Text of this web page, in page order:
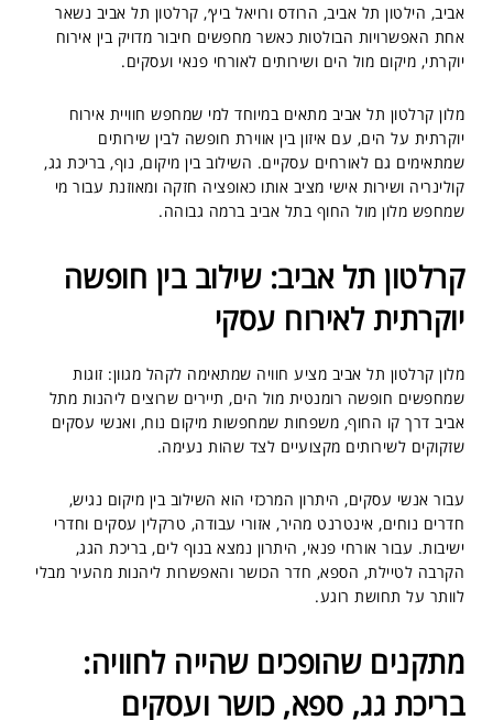
אביב, הילטון תל אביב, הרודס ורויאל ביץ׳, קרלטון תל אביב נשאר
אחת האפשרויות הבולטות כאשר מחפשים חיבור מדויק בין אירוח
יוקרתי, מיקום מול הים ושירותים לאורחי פנאי ועסקים.
מלון קרלטון תל אביב מתאים במיוחד למי שמחפש חוויית אירוח
יוקרתית על הים, עם איזון בין אווירת חופשה לבין שירותים
שמתאימים גם לאורחים עסקיים. השילוב בין מיקום, נוף, בריכת גג,
קולינריה ושירות אישי מציב אותו כאופציה חזקה ומאוזנת עבור מי
שמחפש מלון מול החוף בתל אביב ברמה גבוהה.
קרלטון תל אביב: שילוב בין חופשה
יוקרתית לאירוח עסקי
מלון קרלטון תל אביב מציע חוויה שמתאימה לקהל מגוון: זוגות
שמחפשים חופשה רומנטית מול הים, תיירים שרוצים ליהנות מתל
אביב דרך קו החוף, משפחות שמחפשות מיקום נוח, ואנשי עסקים
שזקוקים לשירותים מקצועיים לצד שהות נעימה.
עבור אנשי עסקים, היתרון המרכזי הוא השילוב בין מיקום נגיש,
חדרים נוחים, אינטרנט מהיר, אזורי עבודה, טרקלין עסקים וחדרי
ישיבות. עבור אורחי פנאי, היתרון נמצא בנוף לים, בריכת הגג,
הקרבה לטיילת, הספא, חדר הכושר והאפשרות ליהנות מהעיר מבלי
לוותר על תחושת רוגע.
מתקנים שהופכים שהייה לחוויה:
בריכת גג, ספא, כושר ועסקים